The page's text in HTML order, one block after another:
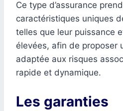
Ce type d’assurance
caractéristiques uniques
telles que leur puissance
élevées, afin de proposer
adaptée aux risques
rapide et dynamique.
Les garanties